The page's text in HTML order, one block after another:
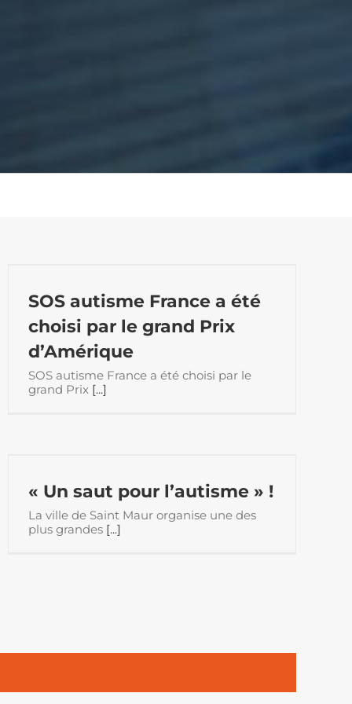
SOS autisme France a été
choisi par le grand Prix
d’Amérique
SOS autisme France a été choisi par le
grand Prix [...]
« Un saut pour l’autisme » !
La ville de Saint Maur organise une des
plus grandes [...]